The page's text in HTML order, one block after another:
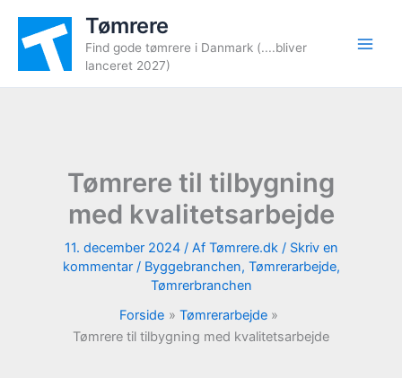
indholdet
Tømrere
Find gode tømrere i Danmark (....bliver
lanceret 2027)
Tømrere til tilbygning
med kvalitetsarbejde
11. december 2024 / Af Tømrere.dk / Skriv en
kommentar / Byggebranchen, Tømrerarbejde,
Tømrerbranchen
Forside
Tømrerarbejde
Tømrere til tilbygning med kvalitetsarbejde